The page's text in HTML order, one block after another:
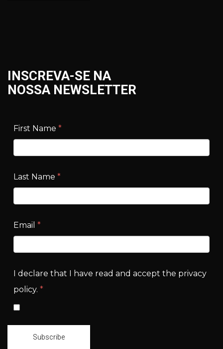
INSCREVA-SE NA
NOSSA NEWSLETTER
First Name *
Last Name *
Email *
I declare that I have read and accept the privacy
policy. *
Subscribe